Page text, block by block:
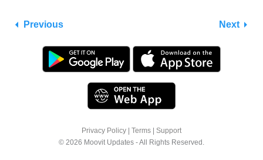
Previous Next
Privacy Policy Terms
Support
© 2026 Moovit Updates - All Rights Reserved.